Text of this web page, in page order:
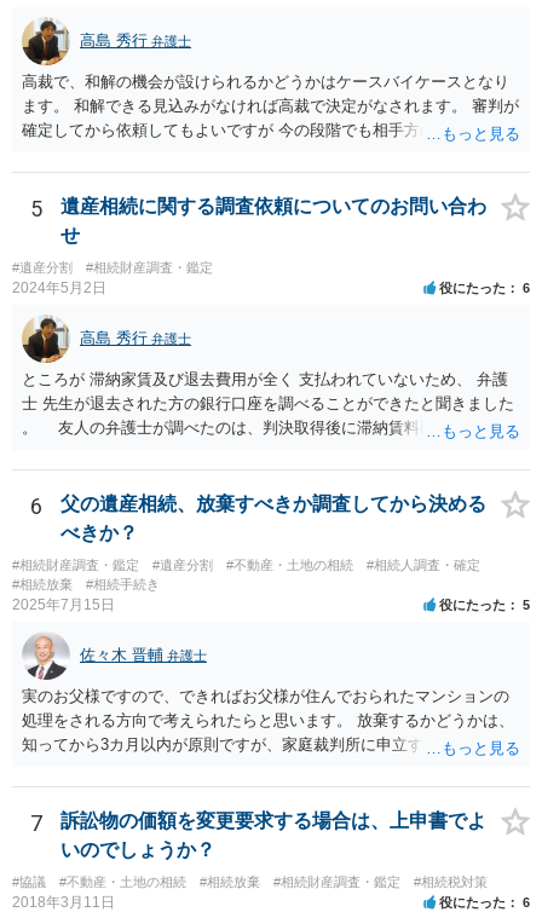
すが、現代では、各々が自由に価格設定をしていますので、特に相場
はお示しできません。ただし、かつて日本弁護士連合会が設けていた
報酬基準を踏まえて価格設定している弁護士は一定数いると思います
ので、それが一応の目安となるでしょう。
高島 秀行 弁護士
高裁で、和解の機会が設けられるかどうかはケースバイケースとなり
ます。 和解できる見込みがなければ高裁で決定がなされます。 審判が
確定してから依頼してもよいですが 今の段階でも相手方の連絡が迷惑
5
遺産相続に関する調査依頼についてのお問い合わ
せ
#遺産分割 #相続財産調査・鑑定
2024年5月2日 役にたった 6
高島 秀行 弁護士
ところが 滞納家賃及び退去費用が全く 支払われていないため、 弁護
士 先生が退去された方の銀行口座を調べることができたと聞きました
。 友人の弁護士が調べたのは、判決取得後に滞納賃料回収のため
預金の入出金履歴を調べたわけではありません。 残念ながら、事案
や目的も異なりますし、開示の内容も異なります。
6
父の遺産相続、放棄すべきか調査してから決める
べきか？
#相続財産調査・鑑定 #遺産分割 #不動産・土地の相続
#相続人調査・確定
#相続放棄
#相続手続き
2025年7月15日 役にたった 5
佐々木 晋輔 弁護士
実のお父様ですので、できればお父様が住んでおられたマンションの
処理をされる方向で考えられたらと思います。 放棄するかどうかは、
知ってから3カ月以内が原則ですが、家庭裁判所に申立すれば3カ月の
放棄するかどうか決めることができます。 銀行やサラ金が数年も放置
することはありませんので、数年後に借金が発見される可能性はほぼ
ありません。 なお、私が扱った相続放棄を検討していた案件で、期間
伸長して調査したところ、サラ金に対する過払金など相当な財産が見
つかったため相続したという事例がありました。
7
訴訟物の価額を変更要求する場合は、上申書でよ
いのでしょうか？
#協議 #不動産・土地の相続 #相続放棄 #相続財産調査・鑑定 #相続税対策
2018年3月11日 役にたった 6